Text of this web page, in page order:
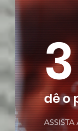
3
dê o
ASSISTA